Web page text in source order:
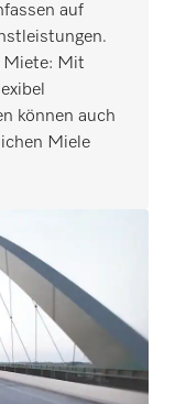
auf
Miete: Mit
können auch
Miele